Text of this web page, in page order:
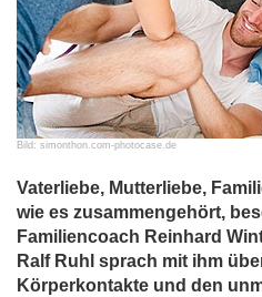
Bild: simonthon.com-photocase.de
Vaterliebe, Mutterliebe,
wie es zusammengehört,
Familiencoach Reinhard
Ralf Ruhl sprach mit ihm
Körperkontakte und den